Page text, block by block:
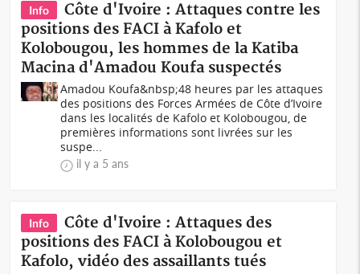
Info
Côte d'Ivoire : Attaques contre les
positions des FACI à Kafolo et
Kolobougou, les hommes de la Katiba
Macina d'Amadou Koufa suspectés
Amadou Koufa&nbsp;48 heures par les attaques
des positions des Forces Armées de Côte d’Ivoire
dans les localités de Kafolo et Kolobougou, de
premières informations sont livrées sur les
suspe...
il y a 5 ans
Info
Côte d'Ivoire : Attaques des
positions des FACI à Kolobougou et
Kafolo, vidéo des assaillants tués